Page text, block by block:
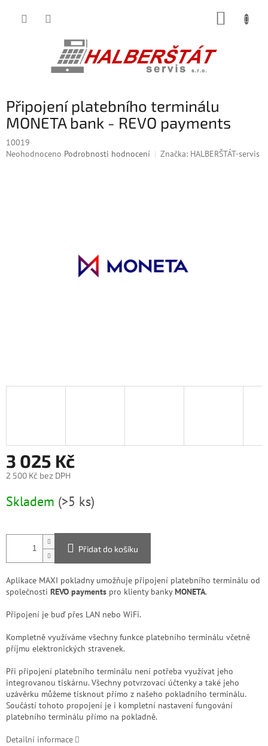
Připojení platebního terminálu
MONETA bank - REVO payments
10019
Průměrné
Neohodnoceno Podrobnosti hodnocení Značka: HALBERŠTÁT-servis
3 025 Kč
2 500 Kč bez DPH
cena:
Skladem (>5 ks)
Přidat do košíku
Aplikace MAXI pokladny umožňuje připojení platebního terminálu od
společnosti REVO payments pro klienty bankyMONETA.
Připojení je buď přes LAN nebo WiFi.
Kompletně využíváme všechny funkce platebního terminálu včetně
příjmu elektronických stravenek.
Při připojení platebního terminálu není potřeba využívat jeho
integrovanou tiskárnu. Všechny potvrzovací účtenky a také jeho
uzávěrku můžeme tisknout přímo z našeho pokladního terminálu.
Součástí tohoto propojení je i kompletní nastavení fungování
platebního terminálu přímo na pokladně.
Detailní informace